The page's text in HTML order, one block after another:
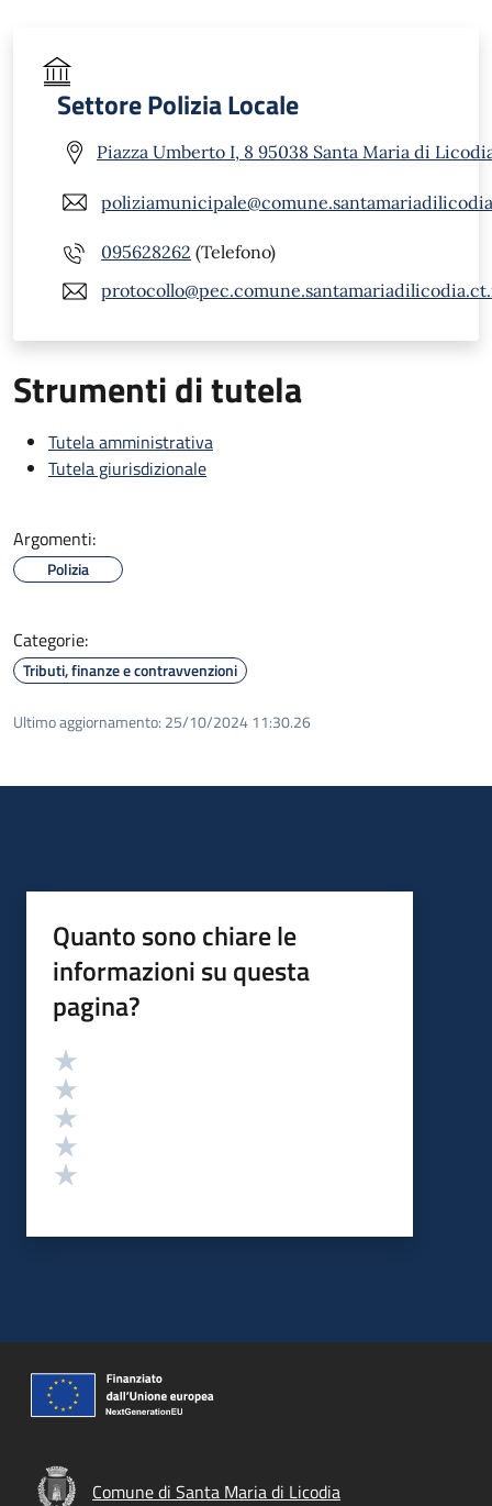
Settore Polizia Locale
Piazza Umberto I, 8 95038 Santa Maria di
095628262 (Telefono)
Strumenti di tutela
Tutela amministrativa
Tutela giurisdizionale
Argomenti:
Polizia
Categorie:
Tributi, finanze e contravvenzioni
Ultimo aggiornamento: 25/10/2024 11:30.26
Quanto sono chiare le
informazioni su questa
pagina?
Valutazione
Comune di Santa Maria di Licodia